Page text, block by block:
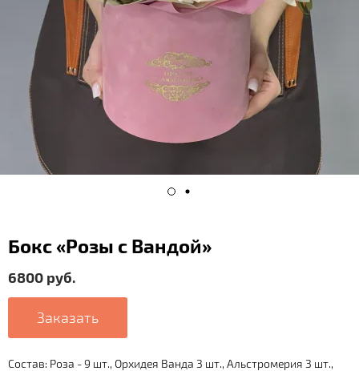
Бокс «Розы с Вандой»
6800 руб.
Заказать
Состав: Роза - 9 шт., Орхидея Ванда 3 шт., Альстромерия 3 шт.,